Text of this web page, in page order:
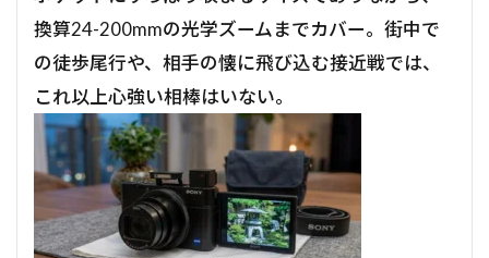
換算24-200mmの光学ズームまでカバー。街中で
の徒歩尾行や、相手の懐に飛び込む接近戦では、
これ以上心強い相棒はいない。